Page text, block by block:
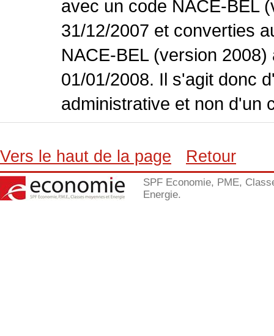
avec un code NACE-BEL
31/12/2007 et converties
NACE-BEL (version
01/01/2008. Il s'agit donc
administrative et non d'un
Vers le haut de la page Retour
SPF Economie, PME,
Energie.